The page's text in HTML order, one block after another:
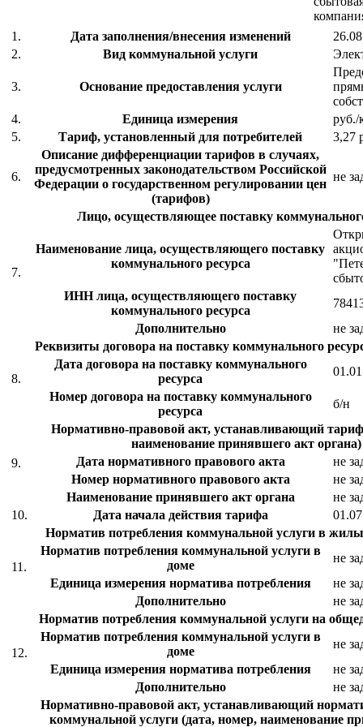
1.
Дата заполнения/внесения изменений
2.
Вид коммунальной услуги
3. Основание предоставления услуги
4.
Единица измерения
руб./
5.
Тариф, установленный для потребителей 3,27
6.
Описание дифференциации тарифов в случаях,
предусмотренных законодательством Российской
Федерации о государственном регулировании цен
(тарифов)
не
7.
Лицо, осуществляющее поставку
Наименование лица, осуществляющего поставку
коммунального ресурса
ИНН лица, осуществляющего поставку
коммунального ресурса
Дополнительно
не
8.
Реквизиты договора на поставку коммунального
Дата договора на поставку коммунального
ресурса
Номер договора на поставку коммунального
ресурса
б/н
9.
Нормативно-правовой акт, устанавливающий
наименование принявшего акт органа)
Дата нормативного правового акта
не
Номер нормативного правового акта
не
Наименование принявшего акт органа
не
10.
Дата начала действия тарифа
11.
Норматив потребления коммунальной услуги в
Норматив потребления коммунальной услуги в
доме
не
Единица измерения норматива потребления
не
Дополнительно
не
12.
Норматив потребления коммунальной услуги на
Норматив потребления коммунальной услуги в
доме
не
Единица измерения норматива потребления
не
Дополнительно
не
Нормативно-правовой акт, устанавливающий
коммунальной услуги (дата, номер, наименование